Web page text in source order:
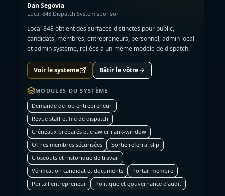
Dan Segovia
Local 848 Dispatch System sponsor
Local 848 obtient des surfaces distinctes pour public,
candidats, membres, entrepreneurs, personnel, admin local
et admin système, reliées à un même modèle de dispatch.
Voir le systeme Bâtir le vôtre
MODULES DU SYSTÈME
Demande de job entrepreneur
Revue staff et file de dispatch
Créneaux préparés et crawler rank-window
Offres membres sécurisées
Sortie referral slip
Closeouts et historique de travail
Vérification candidat et documents
Portail membre
Portail entrepreneur
Politique et gouvernance d’audit